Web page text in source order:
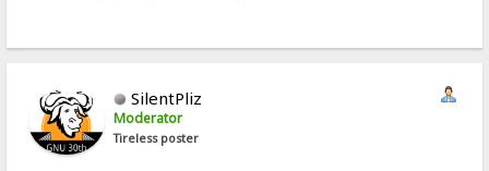
SilentPliz
Moderator
Tireless poster